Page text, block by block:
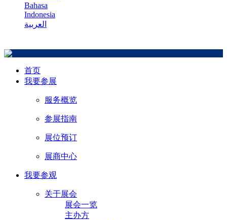
Bahasa
Indonesia
العربية
首页
我要参展
服务概览
参展指南
展位预订
展商中心
我要参观
关于展会
展会一览
主办方